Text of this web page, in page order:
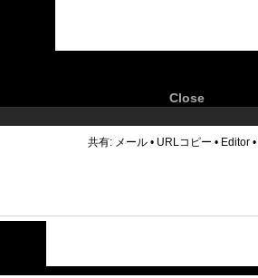
Close
共有: メール • URLコピー • Editor •